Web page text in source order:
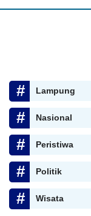
Lampung
Nasional
Peristiwa
Politik
Wisata